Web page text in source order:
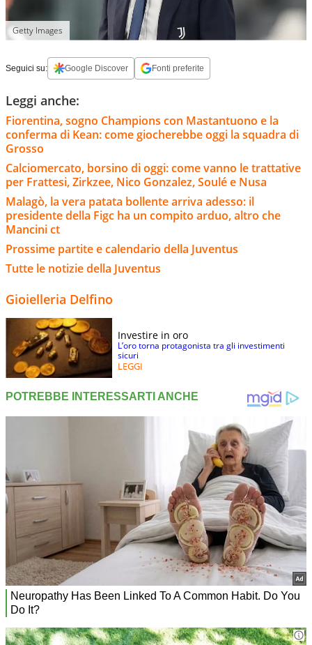
Getty Images
Seguici su: Google Discover Fonti preferite
Leggi anche:
Fiorentina, sogno Champions con Mastantuono e la
conferma di Kean: come giocherebbe oggi la squadra di
Grosso
Calciomercato, borsino di oggi: come vanno le trattative
per Frattesi, Zirkzee, Nico Gonzalez, Soulé e Nusa
Malagò, la vera patata bollente arriva adesso: il
presidente della Figc ha un compito arduo, altro che
Mancini ct
Prossime partite e calendario della Juventus
Tutte le notizie della Juventus
Gioielleria Delfino
Investire in oro
L’oro torna protagonista tra gli investimenti
sicuri
LEGGI